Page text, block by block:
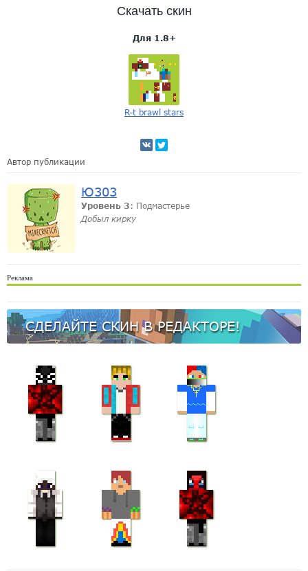
Скачать скин
Для 1.8+
R-t brawl stars
Автор публикации
Ю303
Уровень 3 : Подмастерье
Добыл кирку
Реклама
СДЕЛАЙТЕ СКИН В РЕДАКТОРЕ!